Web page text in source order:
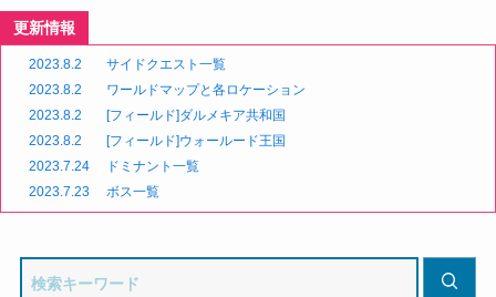
更新情報
2023.8.2
サイドクエスト一覧
2023.8.2
ワールドマップと各ロケーション
2023.8.2
[フィールド]ダルメキア共和国
2023.8.2
[フィールド]ウォールード王国
2023.7.24
ドミナント一覧
2023.7.23
ボス一覧